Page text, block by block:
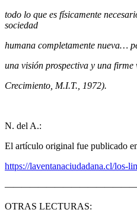
todo lo que es físicamente
sociedad
humana completamente nueva…
una visión prospectiva y una firme
Crecimiento, M.I.T., 1972).
N. del A.:
El artículo original fue publicado
https://laventanaciudadana.cl/los-
OTRAS LECTURAS: